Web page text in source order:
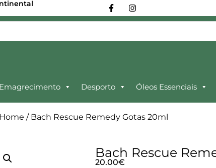
Emagrecimento Desporto Óleos Essenciais
Home / Bach Rescue Remedy Gotas 20ml
Bach Rescue
20.00€